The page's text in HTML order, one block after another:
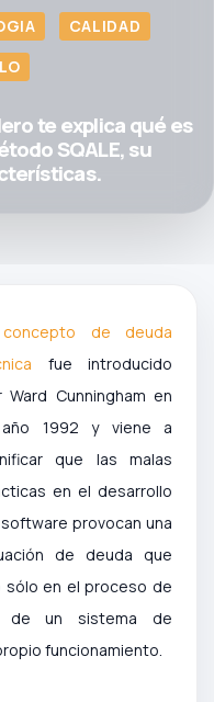
CALIDAD
te explica qué es
SQALE, su
concepto de deuda
fue introducido
Ward Cunningham en
1992 y viene a
que las malas
en el desarrollo
provocan una
de deuda que
en el proceso de
de un sistema de
funcionamiento.